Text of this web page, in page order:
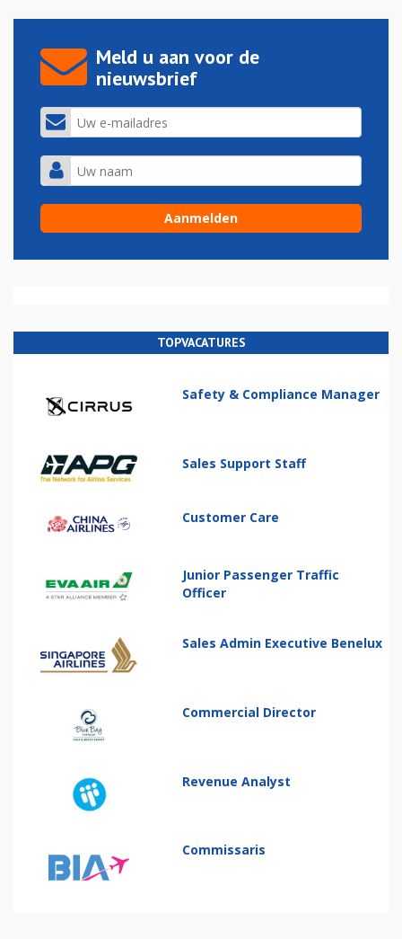
Meld u aan voor de
nieuwsbrief
TOPVACATURES
Safety & Compliance Manager
Sales Support Staff
Customer Care
Junior Passenger Traffic
Officer
Sales Admin Executive Benelux
Commercial Director
Revenue Analyst
Commissaris